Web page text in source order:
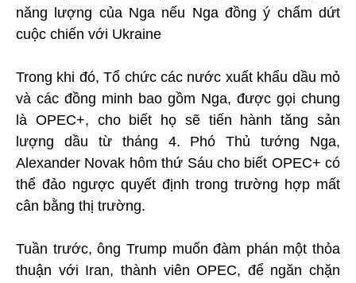
năng lượng của Nga nếu Nga đồng ý chấm dứt
cuộc chiến với Ukraine
Trong khi đó, Tổ chức các nước xuất khẩu dầu mỏ
và các đồng minh bao gồm Nga, được gọi chung
là OPEC+, cho biết họ sẽ tiến hành tăng sản
lượng dầu từ tháng 4. Phó Thủ tướng Nga,
Alexander Novak hôm thứ Sáu cho biết OPEC+ có
thể đảo ngược quyết định trong trường hợp mất
cân bằng thị trường.
Tuần trước, ông Trump muốn đàm phán một thỏa
thuận với Iran, thành viên OPEC, để ngăn chặn